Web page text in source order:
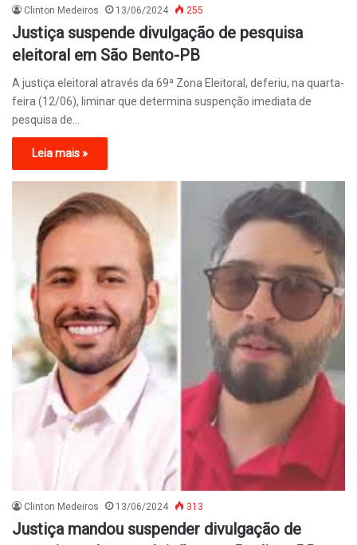
Clinton Medeiros 13/06/2024 255
Justiça suspende divulgação de pesquisa
eleitoral em São Bento-PB
A justiça eleitoral através da 69ª Zona Eleitoral, deferiu, na quarta-
feira (12/06), liminar que determina suspenção imediata de
pesquisa de…
Leia mais »
Clinton Medeiros 13/06/2024 313
Justiça mandou suspender divulgação de